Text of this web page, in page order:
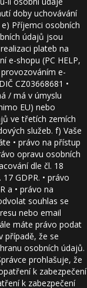
doby uchovávání
Příjemci osobních
údajů jsou
plateb na
e-shopu (PC HELP,
e-
CZ03668681 •
/ má v úmyslu
EU) nebo
ve třetích zemích
služeb. f) Vaše
• právo na přístup
opravu osobních
dle čl. 18
GDPR. • právo
a • právo na
souhlas se
nebo email
máte právo podat
případě, že se
osobních údajů.
prohlašuje, že
k zabezpečení
k zabezpečení